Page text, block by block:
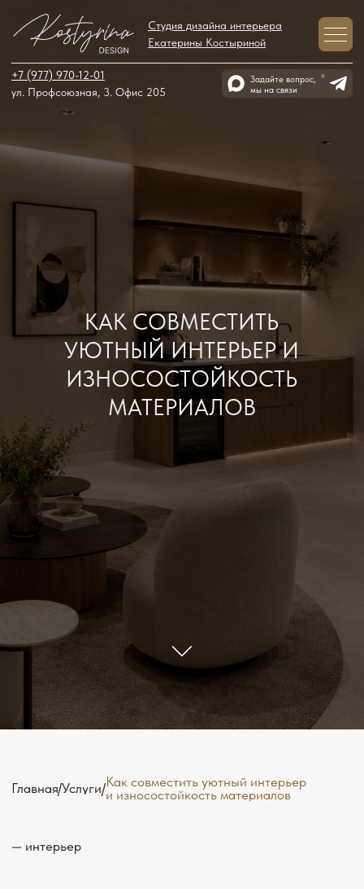
ул. Профсоюзная, 3. Офис 205
Екатерины Костыриной
мы на связи
КАК СОВМЕСТИТЬ
УЮТНЫЙ ИНТЕРЬЕР И
ИЗНОСОСТОЙКОСТЬ
МАТЕРИАЛОВ
Как совместить уютный интерьер
и износостойкость материалов
— интерьер
Уютный интерьер не обязательно должен
быть хрупким и сложным в уходе. В
коммерческом пространстве материалы
каждый день работают под нагрузкой,
поэтому важно не просто выбрать красивые
материалы, а понять, как они будут вести
себя в ежедневной работе: выдержат ли поток
принципов — не ставить самые деликатные
решения в самые нагруженные зоны.
проходах, у входа, возле бара и санузлов лучше